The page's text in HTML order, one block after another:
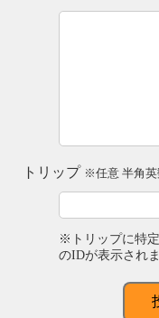
トリップ ※任意 半角英
※トリップに特
のIDが表示され